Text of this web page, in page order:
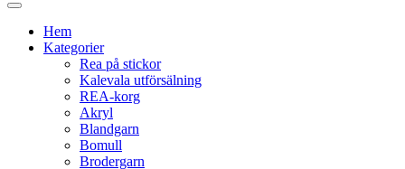
Hem
Kategorier
Rea på stickor
Kalevala utförsälning
REA-korg
Akryl
Blandgarn
Bomull
Brodergarn